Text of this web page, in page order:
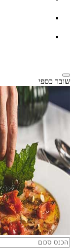
שובר כספי